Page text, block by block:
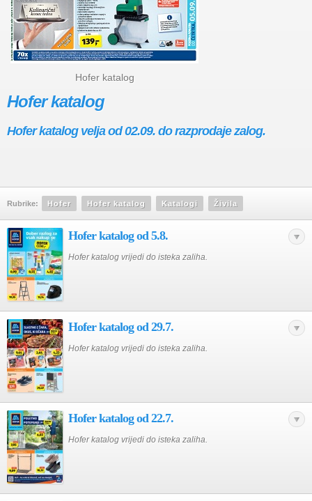
Hofer katalog
Hofer katalog
Hofer katalog velja od 02.09. do razprodaje zalog.
Rubrike: Hofer Hofer katalog Katalogi Živila
Hofer katalog od 5.8.
Hofer katalog vrijedi do isteka zaliha.
Hofer katalog od 29.7.
Hofer katalog vrijedi do isteka zaliha.
Hofer katalog od 22.7.
Hofer katalog vrijedi do isteka zaliha.